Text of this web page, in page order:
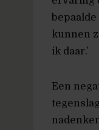
kunnen
ik daar.’
Een